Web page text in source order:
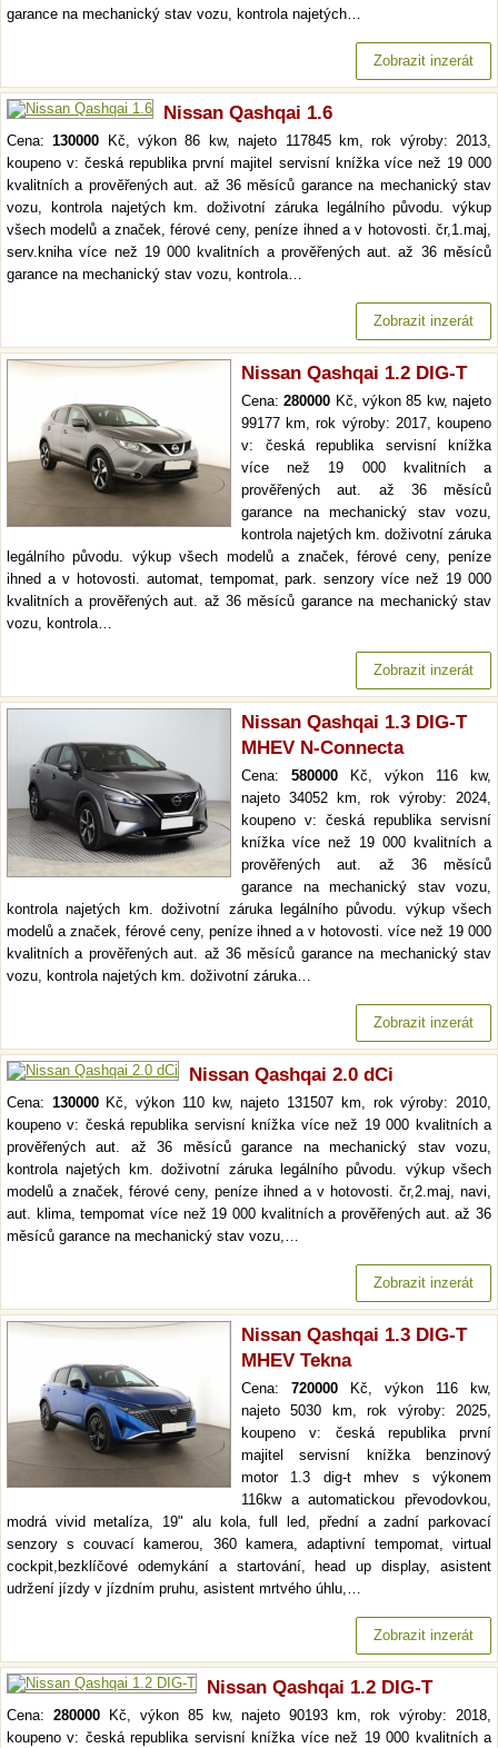
garance na mechanický stav vozu, kontrola najetých…
Zobrazit inzerát
Nissan Qashqai 1.6
Cena:130000 Kč, výkon 86 kw, najeto 117845 km, rok výroby: 2013,
koupeno v: česká republika první majitel servisní knížka více než 19 000
kvalitních a prověřených aut. až 36 měsíců garance na mechanický stav
vozu, kontrola najetých km. doživotní záruka legálního původu. výkup
všech modelů a značek, férové ceny, peníze ihned a v hotovosti. čr,1.maj,
serv.kniha více než 19 000 kvalitních a prověřených aut. až 36 měsíců
garance na mechanický stav vozu, kontrola…
Zobrazit inzerát
Nissan Qashqai 1.2 DIG-T
Cena:280000 Kč, výkon 85 kw, najeto
99177 km, rok výroby: 2017, koupeno
v: česká republika servisní knížka
více než 19 000 kvalitních a
prověřených aut. až 36 měsíců
garance na mechanický stav vozu,
kontrola najetých km. doživotní záruka
legálního původu. výkup všech modelů a značek, férové ceny, peníze
ihned a v hotovosti. automat, tempomat, park. senzory více než 19 000
kvalitních a prověřených aut. až 36 měsíců garance na mechanický stav
vozu, kontrola…
Zobrazit inzerát
Nissan Qashqai 1.3 DIG-T
MHEV N-Connecta
Cena: 580000 Kč, výkon 116 kw,
najeto 34052 km, rok výroby: 2024,
koupeno v: česká republika servisní
knížka více než 19 000 kvalitních a
prověřených aut. až 36 měsíců
garance na mechanický stav vozu,
kontrola najetých km. doživotní záruka legálního původu. výkup všech
modelů a značek, férové ceny, peníze ihned a v hotovosti. více než 19 000
kvalitních a prověřených aut. až 36 měsíců garance na mechanický stav
vozu, kontrola najetých km. doživotní záruka…
Zobrazit inzerát
Nissan Qashqai 2.0 dCi
Cena: 130000Kč, výkon 110 kw, najeto 131507 km, rok výroby: 2010,
koupeno v: česká republika servisní knížka více než 19 000 kvalitních a
prověřených aut. až 36 měsíců garance na mechanický stav vozu,
kontrola najetých km. doživotní záruka legálního původu. výkup všech
modelů a značek, férové ceny, peníze ihned a v hotovosti. čr,2.maj, navi,
aut. klima, tempomat více než 19 000 kvalitních a prověřených aut. až 36
měsíců garance na mechanický stav vozu,…
Zobrazit inzerát
Nissan Qashqai 1.3 DIG-T
MHEV Tekna
Cena: 720000 Kč, výkon 116 kw,
najeto 5030 km, rok výroby: 2025,
koupeno v: česká republika první
majitel servisní knížka benzinový
motor 1.3 dig-t mhev s výkonem
116kw a automatickou převodovkou,
modrá vivid metalíza, 19" alu kola, full led, přední a zadní parkovací
senzory s couvací kamerou, 360 kamera, adaptivní tempomat, virtual
cockpit,bezklíčové odemykání a startování, head up display, asistent
udržení jízdy v jízdním pruhu, asistent mrtvého úhlu,…
Zobrazit inzerát
Nissan Qashqai 1.2 DIG-T
Cena: 280000Kč, výkon 85 kw, najeto 90193 km, rok výroby: 2018,
koupeno v: česká republika servisní knížka více než 19 000 kvalitních a